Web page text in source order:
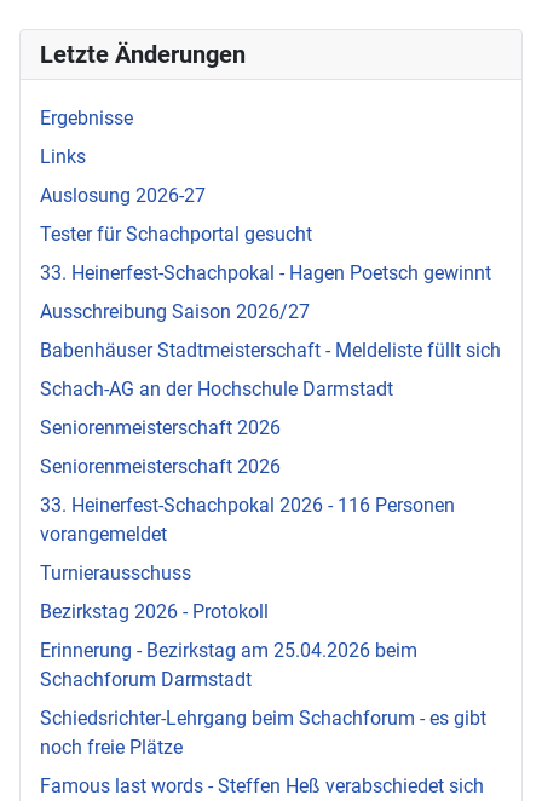
Letzte Änderungen
Ergebnisse
Links
Auslosung 2026-27
Tester für Schachportal gesucht
33. Heinerfest-Schachpokal - Hagen Poetsch gewinnt
Ausschreibung Saison 2026/27
Babenhäuser Stadtmeisterschaft - Meldeliste füllt sich
Schach-AG an der Hochschule Darmstadt
Seniorenmeisterschaft 2026
Seniorenmeisterschaft 2026
33. Heinerfest-Schachpokal 2026 - 116 Personen
vorangemeldet
Turnierausschuss
Bezirkstag 2026 - Protokoll
Erinnerung - Bezirkstag am 25.04.2026 beim
Schachforum Darmstadt
Schiedsrichter-Lehrgang beim Schachforum - es gibt
noch freie Plätze
Famous last words - Steffen Heß verabschiedet sich